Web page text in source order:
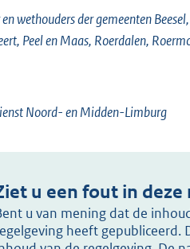
wethouders der gemeenten
Peel en Maas, Roerdalen,
Noord- en Midden-Limburg
u een fout in deze
u van mening dat de
heeft gepubliceerd.